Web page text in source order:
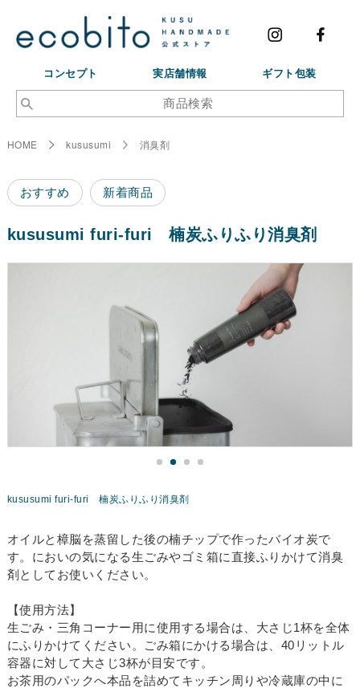
コンセプト 実店舗情報 ギフト包装
HOME kususumi 消臭剤
おすすめ 新着商品
kususumi furi-furi 楠炭ふりふり消臭剤
kususumi furi-furi 楠炭ふりふり消臭剤
オイルと樟脳を蒸留した後の楠チップで作ったバイオ炭で
す。においの気になる生ごみやゴミ箱に直接ふりかけて消臭
剤としてお使いください。
【使用方法】
生ごみ・三角コーナー用に使用する場合は、大さじ1杯を全体
にふりかけてください。ごみ箱にかける場合は、40リットル
容器に対して大さじ3杯が目安です。
お茶用のパックへ本品を詰めてキッチン周りや冷蔵庫の中に